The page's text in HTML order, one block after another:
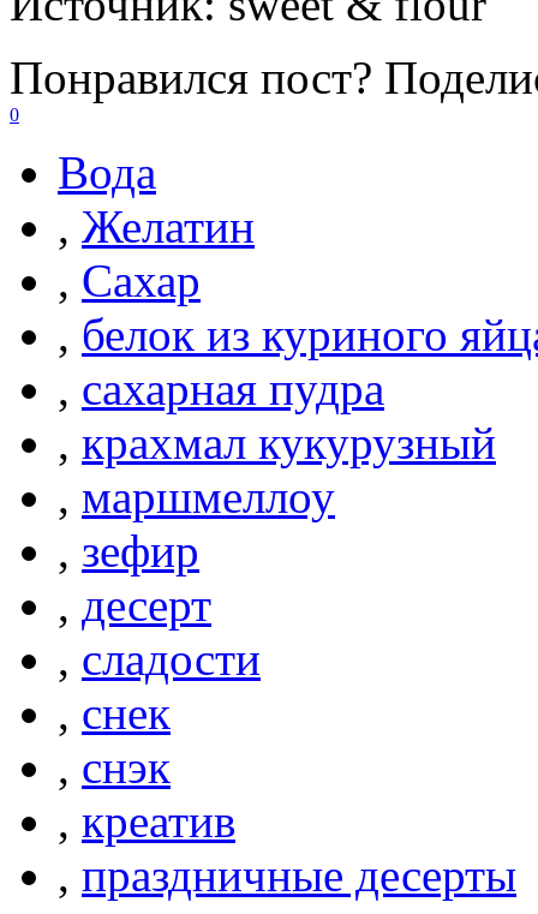
Понравился пост?
0
Вода
, Желатин
, Сахар
, белок из куриного
, сахарная пудра
, крахмал кукурузный
, маршмеллоу
, зефир
, десерт
, сладости
, снек
, снэк
, креатив
, праздничные десерты